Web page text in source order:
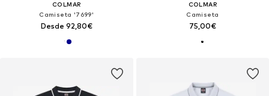
COLMAR
Camiseta '7699'
Desde 92,80€
COLMAR
Camiseta
75,00€